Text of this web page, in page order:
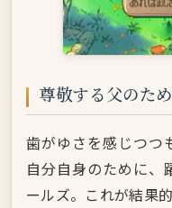
尊敬する父のため
歯がゆさを感じつつ
自分自身のために、
ールズ。これが結果